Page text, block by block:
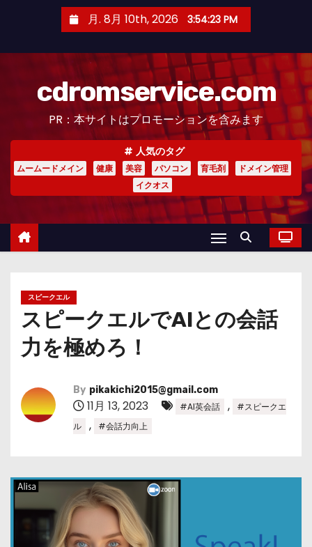
月. 8月 10th, 2026 3:54:24 PM
cdromservice.com
PR：本サイトはプロモーションを含みます
人気のタグ
ムームードメイン 健康 美容 パソコン 育毛剤
ドメイン管理
イクオス
スピークエル
スピークエルでAIとの会話
力を極めろ！
By pikakichi2015@gmail.com
11月 13, 2023 #AI英会話 ,
#スピークエ
ル
, #会話力向上